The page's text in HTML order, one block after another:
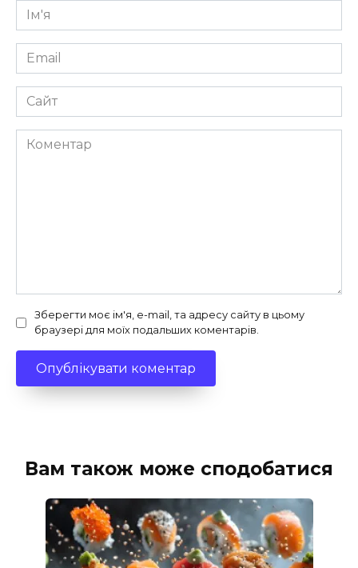
Ім'я
*
Email
*
Сайт
Коментар
Зберегти моє ім'я, e-mail, та адресу сайту в цьому
браузері для моїх подальших коментарів.
Вам також може сподобатися